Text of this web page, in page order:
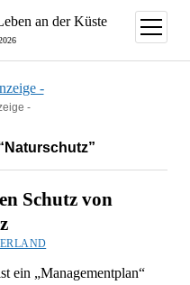
Menü
öffnen
-
Schutz von
ein „Managementplan“